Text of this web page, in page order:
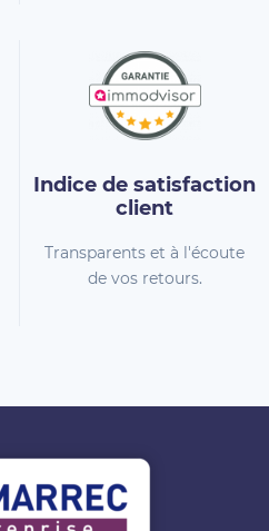
Indice de satisfaction
client
Transparents et à l'écoute
de vos retours.